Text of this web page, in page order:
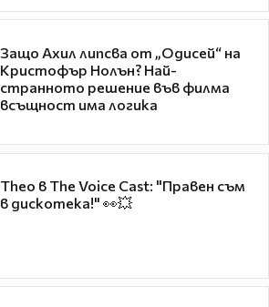
Защо Ахил липсва от „Одисей“ на
Кристофър Нолън? Най-
странното решение във филма
всъщност има логика
Theo в The Voice Cast: "Правен съм
в дискотека!" 👀💥